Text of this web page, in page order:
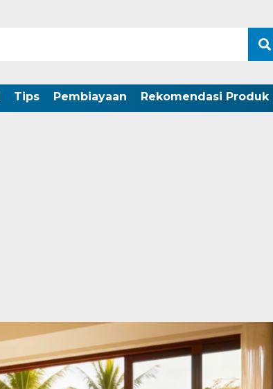
Tips Pembiayaan Rekomendasi Produk